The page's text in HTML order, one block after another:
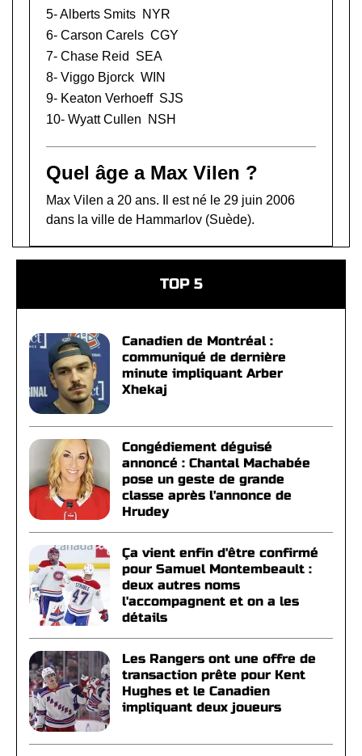
5-Alberts Smits NYR
6- Carson Carels CGY
7- Chase Reid
SEA
8- Viggo Bjorck WIN
9- Keaton Verhoeff SJS
10- Wyatt Cullen NSH
Quel âge a Max Vilen ?
Max Vilen a 20 ans. Il est né le 29 juin 2006
dans la ville de Hammarlov (Suède).
TOP 5
Canadien de Montréal :
communiqué de dernière
minute impliquant Arber
Xhekaj
Congédiement déguisé
annoncé : Chantal Machabée
pose un geste de grande
classe après l'annonce de
Hrudey
Ça vient enfin d'être confirmé
pour Samuel Montembeault :
deux autres noms
l'accompagnent et on a les
détails
Les Rangers ont une offre de
transaction prête pour Kent
Hughes et le Canadien
impliquant deux joueurs